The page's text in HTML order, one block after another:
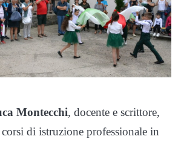
Montecchi, docente e scrittore,
di istruzione professionale in